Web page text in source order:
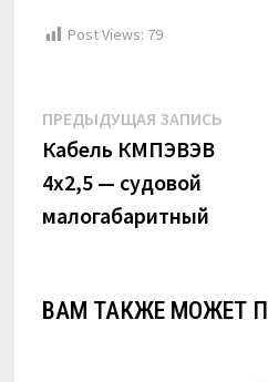
Post Views: 79
Навигация
по
записям
ПРЕДЫДУЩАЯ ЗАПИСЬ
Кабель КМПЭВЭВ
4х2,5 — судовой
малогабаритный
ВАМ ТАКЖЕ МОЖЕТ